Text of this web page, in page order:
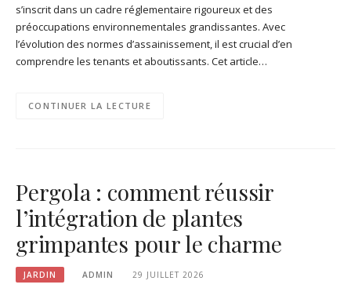
s’inscrit dans un cadre réglementaire rigoureux et des
préoccupations environnementales grandissantes. Avec
l’évolution des normes d’assainissement, il est crucial d’en
comprendre les tenants et aboutissants. Cet article…
CONTINUER LA LECTURE
Pergola : comment réussir
l’intégration de plantes
grimpantes pour le charme
JARDIN ADMIN 29 JUILLET 2026